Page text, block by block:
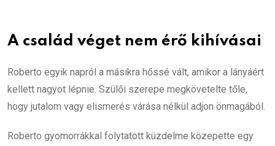
A család véget nem érő kihívásai
Roberto egyik napról a másikra hőssé vált, amikor a lányáért
kellett nagyot lépnie. Szülői szerepe megkövetelte tőle,
hogy jutalom vagy elismerés várása nélkül adjon önmagából.
Roberto gyomorrákkal folytatott küzdelme közepette egy